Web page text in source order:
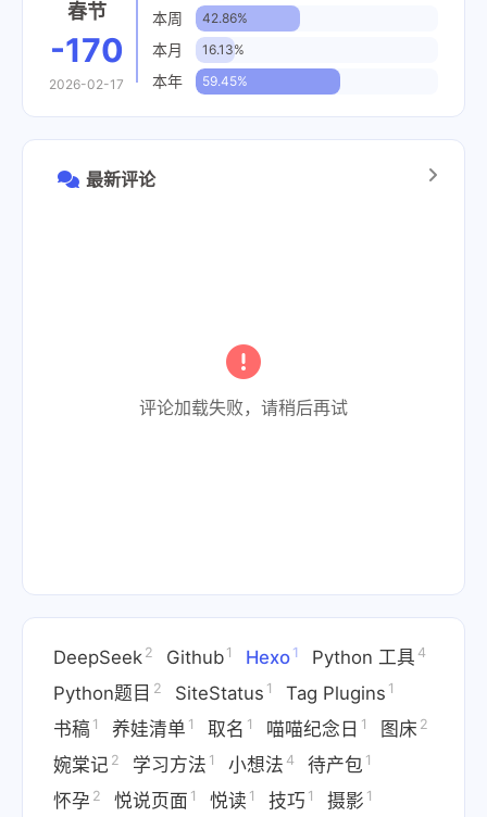
春节
-170
2026-02-17
本周 42.86%
本月 16.13%
本年 59.45%
最新评论
评论加载失败，请稍后再试
DeepSeek 2 Github 1 Hexo 1 Python 工具 4
Python题目 2 SiteStatus 1 Tag Plugins 1
书稿 1 养娃清单 1 取名 1 喵喵纪念日 1 图床 2
婉棠记 2 学习方法 1 小想法 4 待产包 1
怀孕 2 悦说页面 1 悦读 1 技巧 1 摄影 1